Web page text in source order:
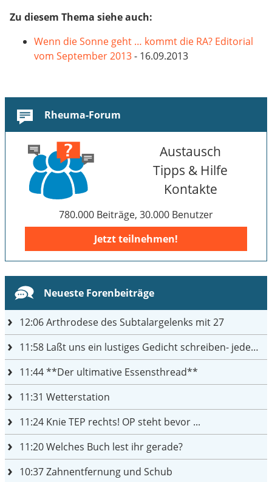
Zu diesem Thema siehe auch:
Wenn die Sonne geht … kommt die RA? Editorial
vom September 2013- 16.09.2013
Rheuma-Forum
Austausch
Tipps & Hilfe
Kontakte
780.000 Beiträge, 30.000 Benutzer
Jetzt teilnehmen!
Neueste Forenbeiträge
12:06Arthrodese des Subtalargelenks mit 27
11:58 Laßt uns ein lustiges Gedicht schreiben- jeder einen Satz
11:44**Der ultimative Essensthread**
11:31 Wetterstation
11:24 Knie TEP rechts! OP steht bevor ...
11:20Welches Buch lest ihr gerade?
10:37Zahnentfernung und Schub